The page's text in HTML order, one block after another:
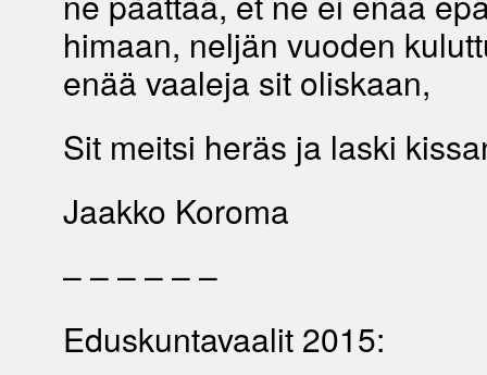
himaan, neljän vuoden
enää vaaleja sit oliskaan,
Sit meitsi heräs ja laski
Jaakko Koroma
– – – – – –
Eduskuntavaalit 2015: